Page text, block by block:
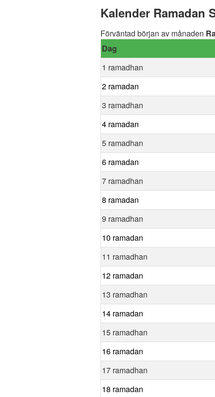
Kalender Ramadan
Förväntad början av månaden
Dag
1 ramadhan
2 ramadan
3 ramadhan
4 ramadan
5 ramadhan
6 ramadan
7 ramadhan
8 ramadan
9 ramadhan
10 ramadan
11 ramadhan
12 ramadan
13 ramadhan
14 ramadan
15 ramadhan
16 ramadan
17 ramadhan
18 ramadan